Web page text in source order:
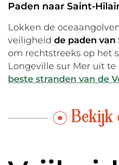
Paden naar Saint-
Lokken de
veiligheid de paden
om rechtstreeks op het
Longeville sur Mer uit
beste stranden van de
Bekijk